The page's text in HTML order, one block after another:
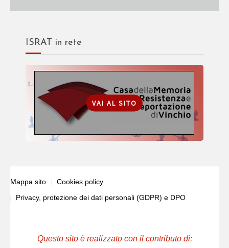
ISRAT in rete
VAI AL SITO
Mappa sito
Cookies policy
Privacy, protezione dei dati personali (GDPR) e DPO
Questo sito è realizzato con il contributo di: